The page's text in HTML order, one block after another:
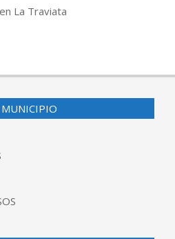
La Traviata